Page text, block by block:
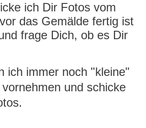
ich Dir Fotos vom
das Gemälde fertig ist
frage Dich, ob es Dir
ich immer noch "kleine"
und schicke